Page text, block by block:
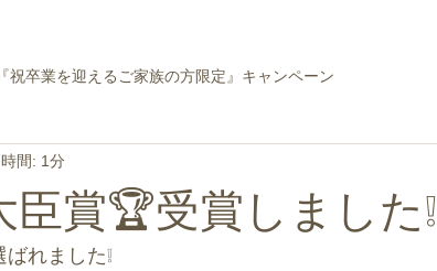
『祝卒業を迎えるご家族の方限定』キャンペーン
臣賞🏆受賞しました❕
間: 1分
れました❕